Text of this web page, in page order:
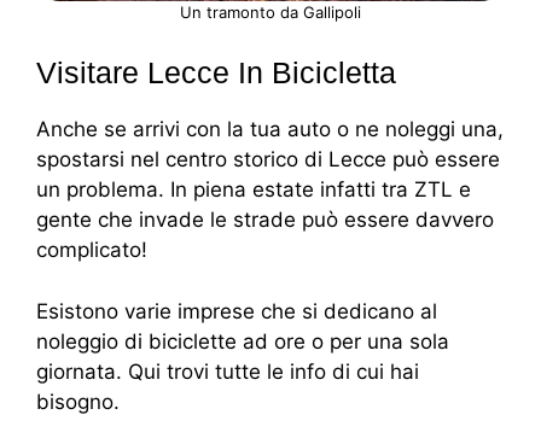
Un tramonto da Gallipoli
Visitare Lecce In Bicicletta
Anche se arrivi con la tua auto o ne noleggi una,
spostarsi nel centro storico di Lecce può essere
un problema. In piena estate infatti tra ZTL e
gente che invade le strade può essere davvero
complicato!
Esistono varie imprese che si dedicano al
noleggio di biciclette ad ore o per una sola
giornata. Qui trovi tutte le info di cui hai
bisogno.